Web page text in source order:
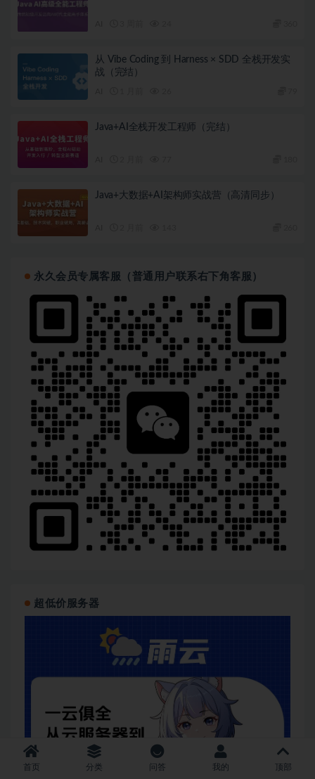
从 Vibe Coding 到 Harness × SDD 全栈开发实
战（完结）
Java+AI全栈开发工程师（完结）
Java+大数据+AI架构师实战营（高清同步）
永久会员专属客服（普通用户联系右下角客服）
超低价服务器
首页 分类 问答 我的 顶部